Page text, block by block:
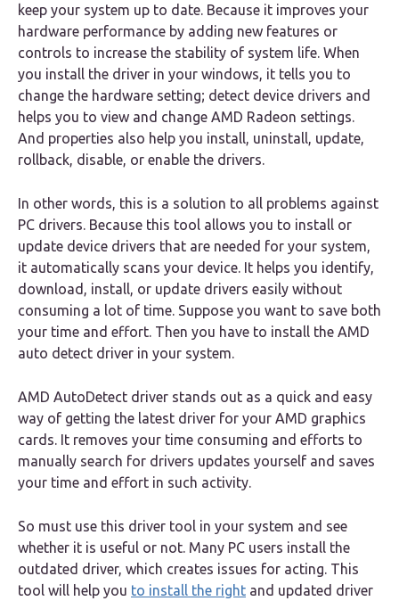
keep your system up to date. Because it improves your
hardware performance by adding new features or
controls to increase the stability of system life. When
you install the driver in your windows, it tells you to
change the hardware setting; detect device drivers and
helps you to view and change AMD Radeon settings.
And properties also help you install, uninstall, update,
rollback, disable, or enable the drivers.
In other words, this is a solution to all problems against
PC drivers. Because this tool allows you to install or
update device drivers that are needed for your system,
it automatically scans your device. It helps you identify,
download, install, or update drivers easily without
consuming a lot of time. Suppose you want to save both
your time and effort. Then you have to install the AMD
auto detect driver in your system.
AMD AutoDetect driver stands out as a quick and easy
way of getting the latest driver for your AMD graphics
cards. It removes your time consuming and efforts to
manually search for drivers updates yourself and saves
your time and effort in such activity.
So must use this driver tool in your system and see
whether it is useful or not. Many PC users install the
outdated driver, which creates issues for acting. This
tool will help you to install the right and updated driver